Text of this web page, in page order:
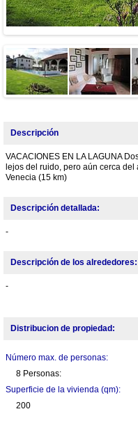
Descripción
VACACIONES EN LA LAGUNA
lejos del ruido, pero aún cerca del
Venecia (15 km)
Descripción detallada:
-
Descripción de los alrededores:
-
Distribucion de propiedad:
Número max. de personas:
8 Personas:
Superficie de la vivienda (qm):
200